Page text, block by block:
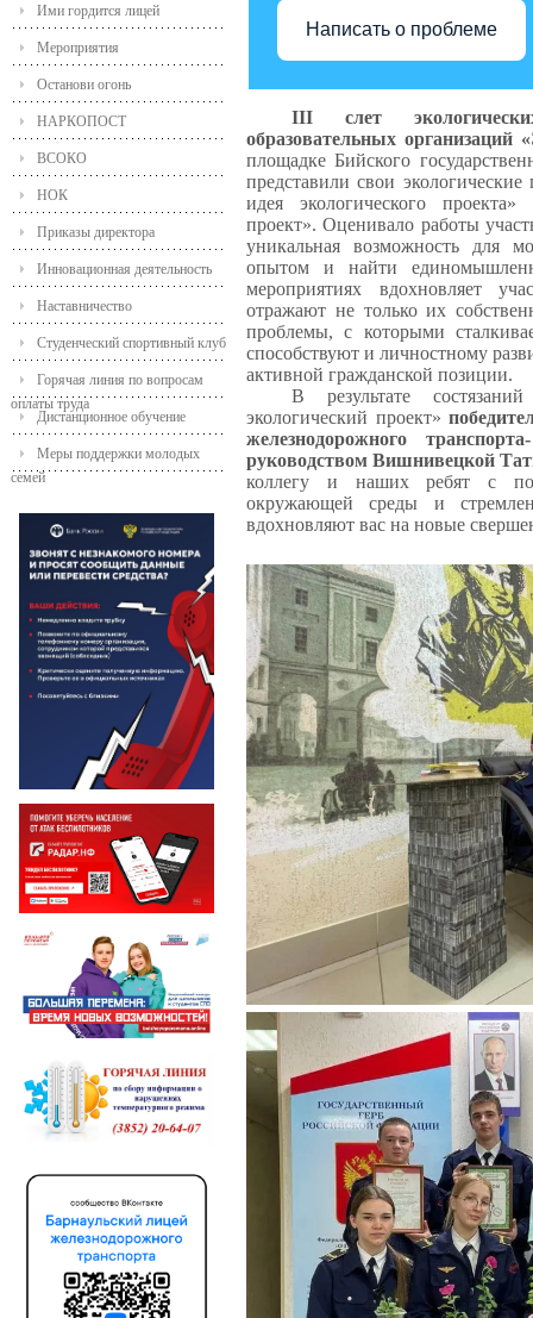
Ими гордится лицей
Мероприятия
Останови огонь
НАРКОПОСТ
ВСОКО
НОК
Приказы директора
Инновационная деятельность
Наставничество
Студенческий спортивный клуб
Горячая линия по вопросам
оплаты труда
Дистанционное обучение
Меры поддержки молодых
семей
Написать о проблеме
III слет
образовательных
площадке Бийского
представили свои
идея экологического
проект». Оценивало работы
уникальная возможность для
опытом и найти
мероприятиях вдохновляет
отражают не только их
проблемы, с которыми
способствуют и личностному
активной гражданской позиции.
В результате
экологический проект»
железнодорожного
руководством Вишнивецкой
коллегу и наших ребят с
окружающей среды и
вдохновляют вас на новые